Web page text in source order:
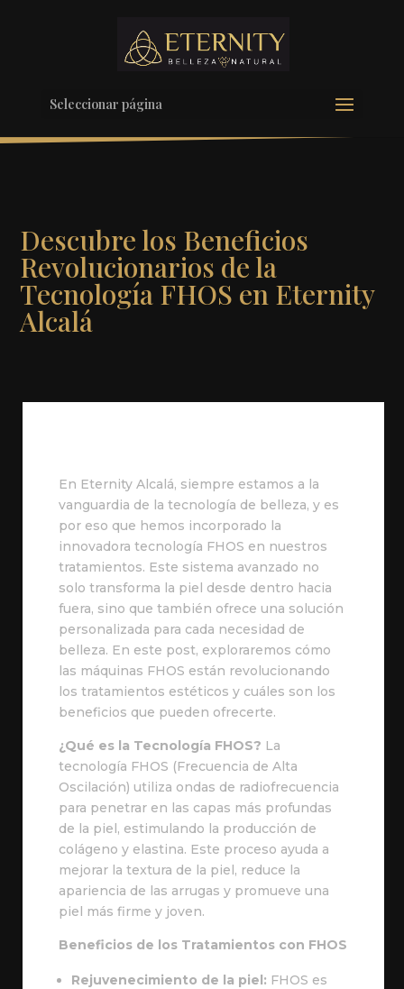
Seleccionar página
Descubre los Beneficios
Revolucionarios de la
Tecnología FHOS en Eternity
Alcalá
En Eternity Alcalá, siempre estamos a la
vanguardia de la tecnología de belleza, y es
por eso que hemos incorporado la
innovadora tecnología FHOS en nuestros
tratamientos. Este sistema avanzado no
solo transforma la piel desde dentro hacia
fuera, sino que también ofrece una solución
personalizada para cada necesidad de
belleza. En este post, exploraremos cómo
las máquinas FHOS están revolucionando
los tratamientos estéticos y cuáles son los
beneficios que pueden ofrecerte.
¿Qué es la Tecnología FHOS? La
tecnología FHOS (Frecuencia de Alta
Oscilación) utiliza ondas de radiofrecuencia
para penetrar en las capas más profundas
de la piel, estimulando la producción de
colágeno y elastina. Este proceso ayuda a
mejorar la textura de la piel, reduce la
apariencia de las arrugas y promueve una
piel más firme y joven.
Beneficios de los Tratamientos con FHOS
Rejuvenecimiento de la piel: FHOS es